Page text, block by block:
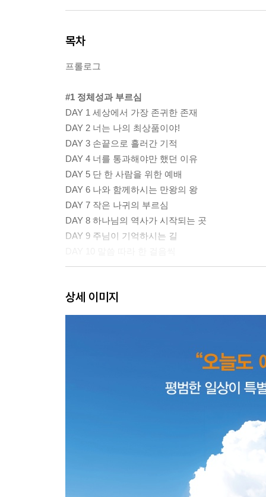
목차
프롤로그
#1 정체성과 부르심
DAY 1 세상에서 가장 존귀한 존재
DAY 2 너는 나의 최상품이야!
DAY 3 손끝으로 흘러간 기적
DAY 4 너를 통과해야만 했던 이유
DAY 5 단 한 사람을 위한 예배
DAY 6 나와 함께하시는 만왕의 왕
DAY 7 작은 나귀의 부르심
DAY 8 하나님의 역사가 시작되는 곳
DAY 9 주님이 기억하시는 길
DAY 11 내가 또 너를 용서한다
DAY 12 목 놓아 외치는 아버지의 이름
DAY 15 가장 큰 각도로, 가장 낮은 곳으로
DAY 17 그저 너와 함께하길 원한다
DAY 21 내가 길이야! 나만 따라오면 돼!
상세 이미지